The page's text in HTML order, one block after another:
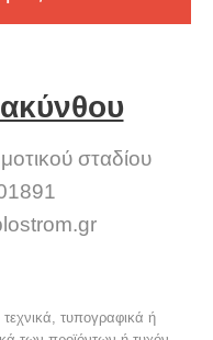
σταδίου
τεχνικά, τυπογραφικά ή